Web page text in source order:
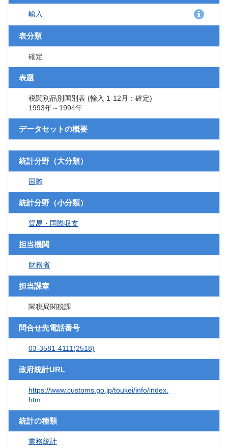
輸入
表分類
確定
表題
税関別品別国別表 (輸入 1-12月：確定)
1993年～1994年
データセットの概要
統計分野（大分類）
国際
統計分野（小分類）
貿易・国際収支
担当機関
財務省
担当課室
関税局関税課
問合せ先電話番号
03-3581-4111(2518)
政府統計URL
https://www.customs.go.jp/toukei/info/index.
htm
統計の種類
業務統計